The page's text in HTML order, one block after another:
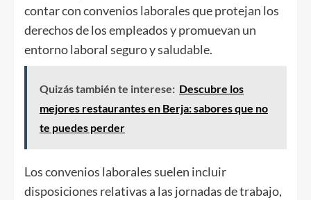
contar con convenios laborales que protejan los
derechos de los empleados y promuevan un
entorno laboral seguro y saludable.
Quizás también te interese: Descubre los
mejores restaurantes en Berja: sabores que no
te puedes perder
Los convenios laborales suelen incluir
disposiciones relativas a las jornadas de trabajo,